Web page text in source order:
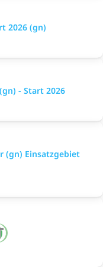
2026 (gn)
- Start 2026
(gn) Einsatzgebiet